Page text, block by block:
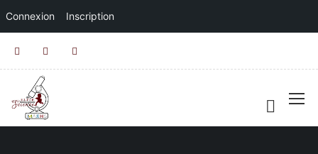
Connexion Inscription